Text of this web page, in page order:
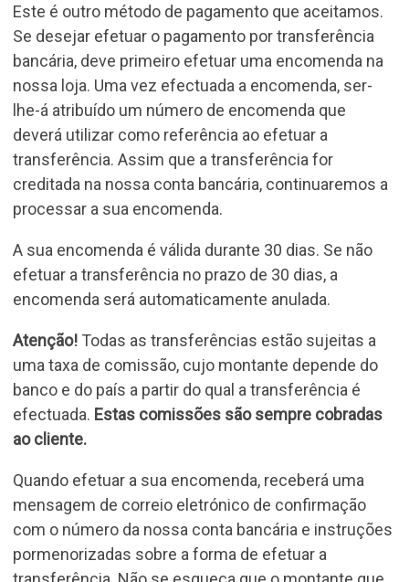
Este é outro método de pagamento que aceitamos.
Se desejar efetuar o pagamento por transferência
bancária, deve primeiro efetuar uma encomenda na
nossa loja. Uma vez efectuada a encomenda, ser-
lhe-á atribuído um número de encomenda que
deverá utilizar como referência ao efetuar a
transferência. Assim que a transferência for
creditada na nossa conta bancária, continuaremos a
processar a sua encomenda.
A sua encomenda é válida durante 30 dias. Se não
efetuar a transferência no prazo de 30 dias, a
encomenda será automaticamente anulada.
Atenção!Todas as transferências estão sujeitas a
uma taxa de comissão, cujo montante depende do
banco e do país a partir do qual a transferência é
efectuada. Estas comissões são sempre cobradas
ao cliente.
Quando efetuar a sua encomenda, receberá uma
mensagem de correio eletrónico de confirmação
com o número da nossa conta bancária e instruções
pormenorizadas sobre a forma de efetuar a